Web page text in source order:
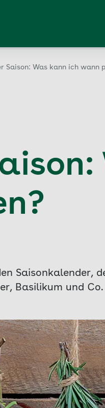
Saison: Was kann ich wann
Saisonkalender,
Basilikum und